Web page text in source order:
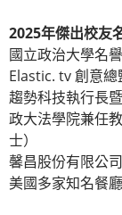
2025年傑出校友
國立政治大學名
Elastic. tv 創意總
趨勢科技執行長
政大法學院兼任
士）
馨昌股份有限公
美國多家知名餐